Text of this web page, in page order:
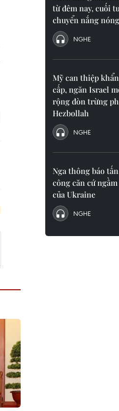
từ đêm nay, cuối
chuyển nắng nóng
NGHE
Mỹ can thiệp khẩn
cấp, ngăn Israel
rộng đòn trừng
Hezbollah
NGHE
Nga thông báo tấn
công căn cứ ngầm
của Ukraine
NGHE